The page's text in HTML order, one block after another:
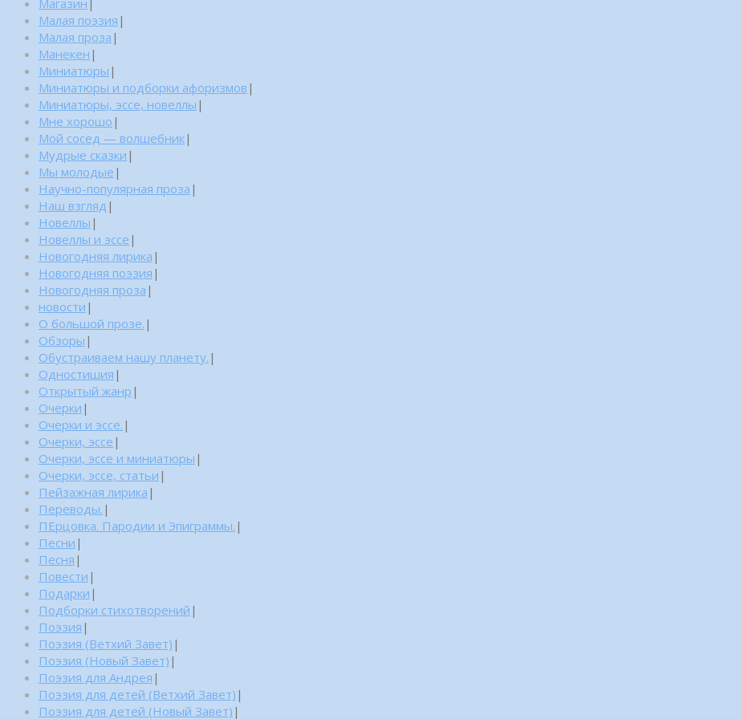
Малая поэзия |
Малая проза |
Манекен |
Миниатюры |
Миниатюры и подборки афоризмов |
Миниатюры, эссе, новеллы |
Мне хорошо |
Мой сосед — волшебник|
Мудрые сказки |
Мы молодые |
Научно-популярная проза |
Наш взгляд |
Новеллы |
Новеллы и эссе |
Новогодняя лирика |
Новогодняя поэзия |
Новогодняя проза |
новости |
О большой прозе. |
Обзоры |
Обустраиваем нашу планету. |
Одностишия |
Открытый жанр |
Очерки |
Очерки и эссе. |
Очерки, эссе |
Очерки, эссе и миниатюры |
Очерки, эссе, статьи |
Пейзажная лирика |
Переводы. |
ПЕрцовка. Пародии и Эпиграммы. |
Песни |
Песня |
Повести |
Подарки |
Подборки стихотворений |
Поэзия |
Поэзия (Ветхий Завет) |
Поэзия (Новый Завет) |
Поэзия для Андрея |
Поэзия для детей (Ветхий Завет) |
Поэзия для детей (Новый Завет) |